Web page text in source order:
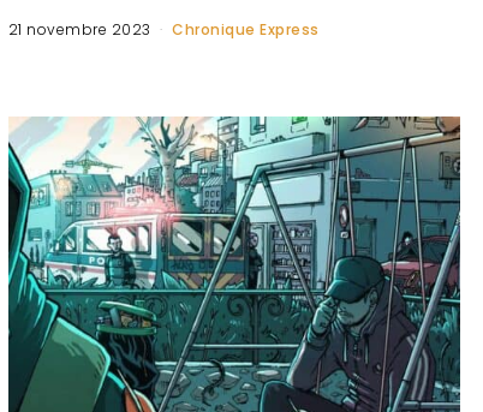
21 novembre 2023 Chronique Express